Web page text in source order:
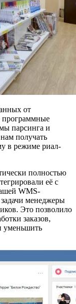
от
программные
парсинга и
получать
в режиме риал-
полностью
её с
WMS-
задачи менеджеры
Это позволило
заказов,
уменьшить